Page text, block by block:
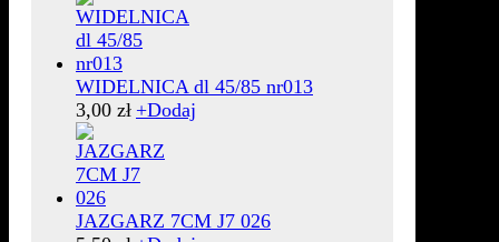
WIDELNICA dl 45/85 nr013
3,00 zł +Dodaj
JAZGARZ 7CM J7 026